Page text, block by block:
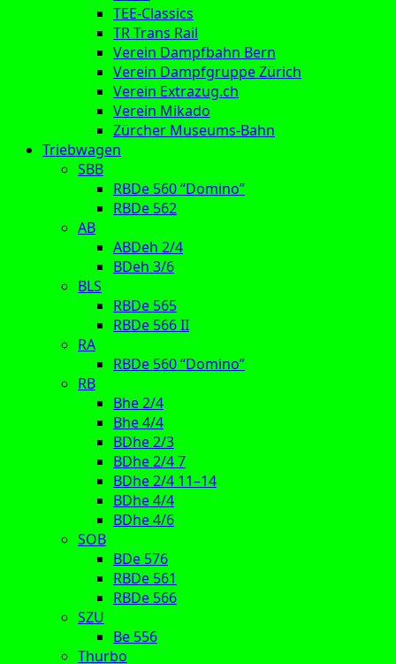
TEE-Classics
TR Trans Rail
Verein Dampfbahn Bern
Verein Dampfgruppe Zürich
Verein Extrazug.ch
Verein Mikado
Zürcher Museums-Bahn
Triebwagen
SBB
RBDe 560 “Domino”
RBDe 562
AB
ABDeh 2/4
BDeh 3/6
BLS
RBDe 565
RBDe 566 II
RA
RBDe 560 “Domino”
RB
Bhe 2/4
Bhe 4/4
BDhe 2/3
BDhe 2/4 7
BDhe 2/4 11–14
BDhe 4/4
BDhe 4/6
SOB
BDe 576
RBDe 561
RBDe 566
SZU
Be 556
Thurbo